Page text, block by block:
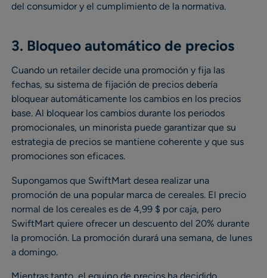
del consumidor y el cumplimiento de la normativa.
3. Bloqueo automático de precios
Cuando un retailer decide una promoción y fija las
fechas, su sistema de fijación de precios debería
bloquear automáticamente los cambios en los precios
base. Al bloquear los cambios durante los periodos
promocionales, un minorista puede garantizar que su
estrategia de precios se mantiene coherente y que sus
promociones son eficaces.
Supongamos que SwiftMart desea realizar una
promoción de una popular marca de cereales. El precio
normal de los cereales es de 4,99 $ por caja, pero
SwiftMart quiere ofrecer un descuento del 20% durante
la promoción. La promoción durará una semana, de lunes
a domingo.